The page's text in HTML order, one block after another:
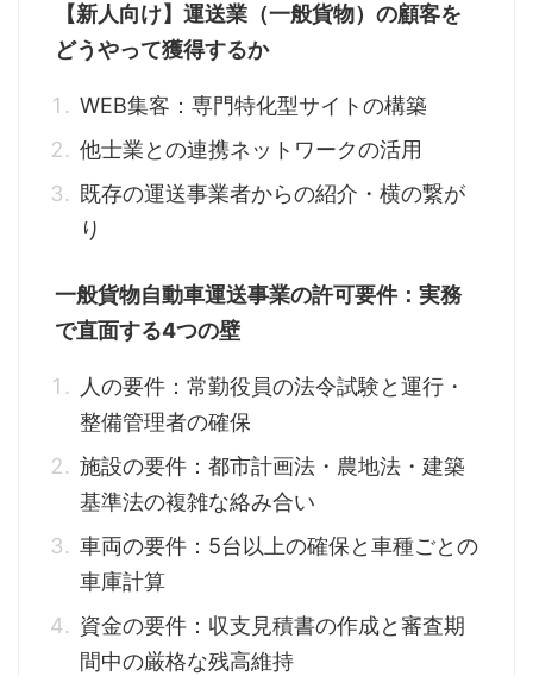
【新人向け】運送業（一般貨物）の顧客を
どうやって獲得するか
WEB集客：専門特化型サイトの構築
他士業との連携ネットワークの活用
既存の運送事業者からの紹介・横の繋が
り
一般貨物自動車運送事業の許可要件：実務
で直面する4つの壁
人の要件：常勤役員の法令試験と運行・
整備管理者の確保
施設の要件：都市計画法・農地法・建築
基準法の複雑な絡み合い
車両の要件：5台以上の確保と車種ごとの
車庫計算
資金の要件：収支見積書の作成と審査期
間中の厳格な残高維持